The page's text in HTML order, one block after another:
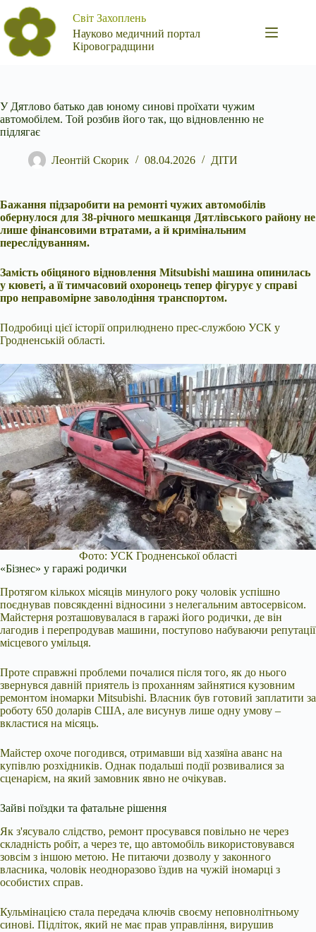
Перейти
до
вмісту
Світ Захоплень
Науково медичний портал
Кіровоградщини
У Дятлово батько дав юному синові проїхати чужим
автомобілем. Той розбив його так, що відновленню не
підлягає
Леонтій Скорик 08.04.2026 ДІТИ
Бажання підзаробити на ремонті чужих автомобілів
обернулося для 38-річного мешканця Дятлівського району не
лише фінансовими втратами, а й кримінальним
переслідуванням.
Замість обіцяного відновлення Mitsubishi машина опинилась
у кюветі, а її тимчасовий охоронець тепер фігурує у справі
про неправомірне заволодіння транспортом.
Подробиці цієї історії оприлюднено прес-службою УСК у
Гродненській області.
Фото: УСК Гродненської області
«Бізнес» у гаражі родички
Протягом кількох місяців минулого року чоловік успішно
поєднував повсякденні відносини з нелегальним автосервісом.
Майстерня розташовувалася в гаражі його родички, де він
лагодив і перепродував машини, поступово набуваючи репутації
місцевого умільця.
Проте справжні проблеми почалися після того, як до нього
звернувся давній приятель із проханням зайнятися кузовним
ремонтом іномарки Mitsubishi. Власник був готовий заплатити за
роботу 650 доларів США, але висунув лише одну умову –
вкластися на місяць.
Майстер охоче погодився, отримавши від хазяїна аванс на
купівлю розхідників. Однак подальші події розвивалися за
сценарієм, на який замовник явно не очікував.
Зайві поїздки та фатальне рішення
Як з'ясувало слідство, ремонт просувався повільно не через
складність робіт, а через те, що автомобіль використовувався
зовсім з іншою метою. Не питаючи дозволу у законного
власника, чоловік неодноразово їздив на чужій іномарці з
особистих справ.
Кульмінацією стала передача ключів своєму неповнолітньому
синові. Підліток, який не має прав управління, вирушив